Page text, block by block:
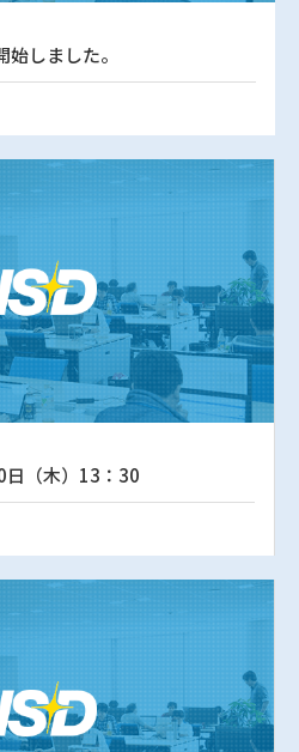
しました。
（木）13：30